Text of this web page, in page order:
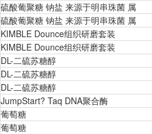
硫酸葡聚糖 钠盐 来源于明串珠菌 属
硫酸葡聚糖 钠盐 来源于明串珠菌 属
KIMBLE Dounce组织研磨套装
KIMBLE Dounce组织研磨套装
DL-二硫苏糖醇
DL-二硫苏糖醇
DL-二硫苏糖醇
JumpStart? Taq DNA聚合酶
葡萄糖
葡萄糖